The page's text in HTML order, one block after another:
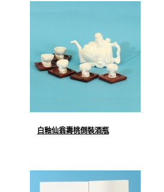
白釉仙翁壽桃倒裝酒瓶